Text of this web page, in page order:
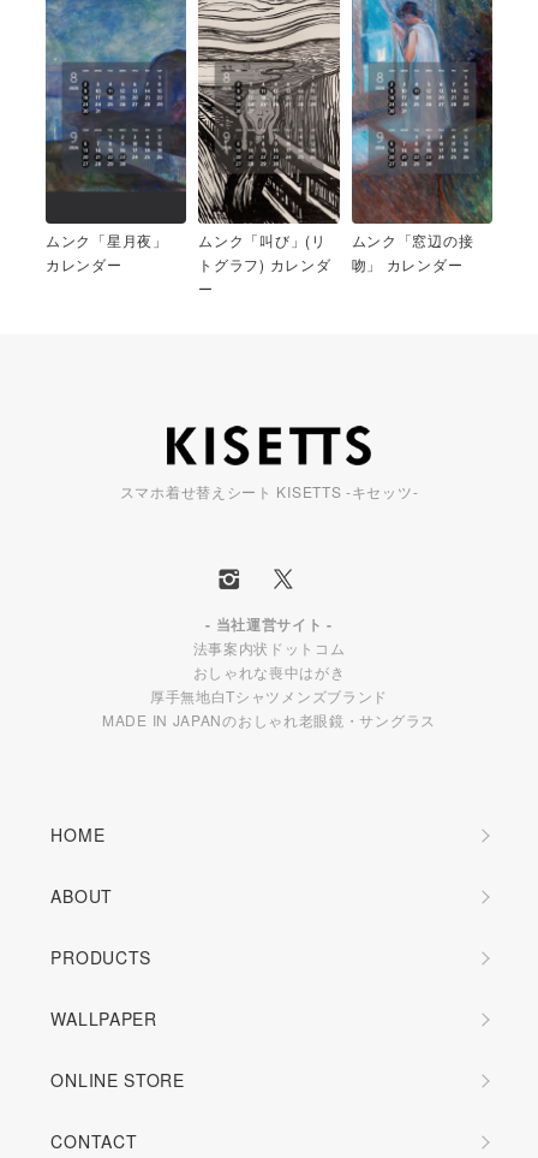
ムンク「星月夜」
カレンダー
ムンク「叫び」(リ
トグラフ) カレンダ
ー
ムンク「窓辺の接
吻」 カレンダー
スマホ着せ替えシート KISETTS -キセッツ-
- 当社運営サイト -
法事案内状ドットコム
おしゃれな喪中はがき
厚手無地白Tシャツメンズブランド
MADE IN JAPANのおしゃれ老眼鏡・サングラス
HOME
ABOUT
PRODUCTS
WALLPAPER
ONLINE STORE
CONTACT